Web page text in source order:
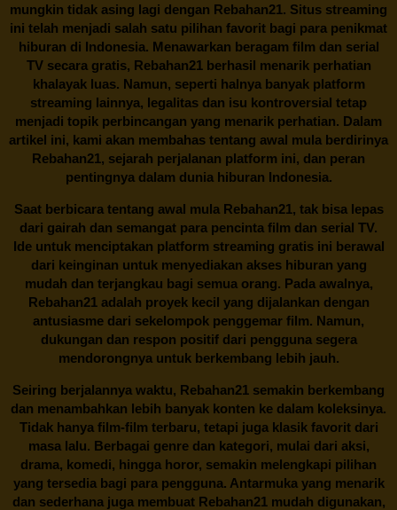
mungkin tidak asing lagi dengan Rebahan21. Situs streaming
ini telah menjadi salah satu pilihan favorit bagi para penikmat
hiburan di Indonesia. Menawarkan beragam film dan serial
TV secara gratis, Rebahan21berhasil menarik perhatian
khalayak luas. Namun, seperti halnya banyak platform
streaming lainnya, legalitas dan isu kontroversial tetap
menjadi topik perbincangan yang menarik perhatian. Dalam
artikel ini, kami akan membahas tentang awal mula berdirinya
Rebahan21, sejarah perjalanan platform ini, dan peran
pentingnya dalam dunia hiburan Indonesia.
Saat berbicara tentang awal mula Rebahan21, tak bisa lepas
dari gairah dan semangat para pencinta film dan serial TV.
Ide untuk menciptakan platform streaming gratis ini berawal
dari keinginan untuk menyediakan akses hiburan yang
mudah dan terjangkau bagi semua orang. Pada awalnya,
Rebahan21 adalah proyek kecil yang dijalankan dengan
antusiasme dari sekelompok penggemar film. Namun,
dukungan dan respon positif dari pengguna segera
mendorongnya untuk berkembang lebih jauh.
Seiring berjalannya waktu, Rebahan21 semakin berkembang
dan menambahkan lebih banyak konten ke dalam koleksinya.
Tidak hanya film-film terbaru, tetapi juga klasik favorit dari
masa lalu. Berbagai genre dan kategori, mulai dari aksi,
drama, komedi, hingga horor, semakin melengkapi pilihan
yang tersedia bagi para pengguna. Antarmuka yang menarik
dan sederhana juga membuatRebahan21mudah digunakan,